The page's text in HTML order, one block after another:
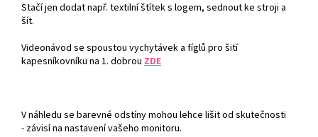
Stačí jen dodat např. textilní štítek s logem, sednout ke stroji a
šít.
Videonávod se spoustou vychytávek a fíglů pro šití
kapesníkovníku na 1. dobrou ZDE
V náhledu se barevné odstíny mohou lehce lišit od skutečnosti
- závisí na nastavení vašeho monitoru.